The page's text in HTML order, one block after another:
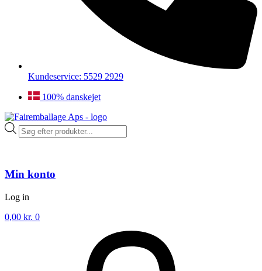
Kundeservice: 5529 2929
100% danskejet
Products
search
Min konto
Log in
0,00 kr. 0